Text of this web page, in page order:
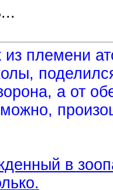
племени
а от
в